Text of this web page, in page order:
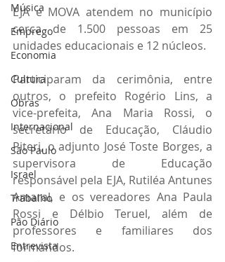
Música
Emprego
Economia
Cultura
Obras
Internacional
São Paulo
Israel
Trabalho
Pão Diário
Entrevista
EJA e MOVA atendem no município
cerca de 1.500 pessoas em 25
unidades educacionais e 12 núcleos.
Participaram da cerimônia, entre
outros, o prefeito Rogério Lins, a
vice-prefeita, Ana Maria Rossi, o
secretário de Educação, Cláudio
Piteri, o adjunto José Toste Borges, a
supervisora de Educação
responsável pela EJA, Rutiléa Antunes
Amaral, e os vereadores Ana Paula
Rossi e Délbio Teruel, além de
professores e familiares dos
formandos.